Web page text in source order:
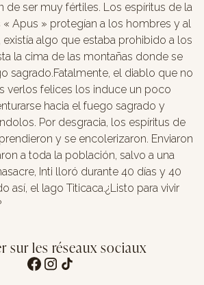
de ser muy fértiles. Los espíritus de la
Apus » protegían a los hombres y al
existía algo que estaba prohibido a los
la cima de las montañas donde se
sagrado.Fatalmente, el diablo que no
verlos felices los induce un poco
hacia el fuego sagrado y
Por desgracia, los espíritus de
y se encolerizaron. Enviaron
a toda la población, salvo a una
Inti lloró durante 40 días y 40
así, el lago Titicaca.¿Listo para vivir
sur les réseaux sociaux